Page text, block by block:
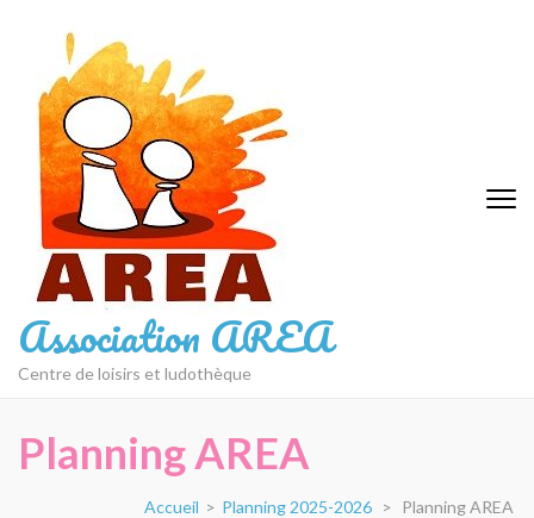
contenu
(Pressez
Entrée)
Association AREA
Centre de loisirs et ludothèque
Planning AREA
Accueil > Planning 2025-2026 > Planning AREA